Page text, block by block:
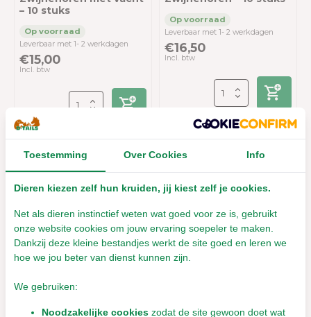
– 10 stuks
Leverbaar met 1- 2 werkdagen
€15,00
Incl. btw
Leverbaar met 1- 2 werkdagen
€16,50
Incl. btw
Bark-Bite Wilde
Zwijnenstaart - 1 kilo
Leverbaar met 1- 2 werkdagen
€25,00
Toestemming Over Cookies Info
Dieren kiezen zelf hun kruiden, jij kiest zelf je cookies.
Net als dieren instinctief weten wat goed voor ze is, gebruikt
onze website cookies om jouw ervaring soepeler te maken.
Dankzij deze kleine bestandjes werkt de site goed en leren we
hoe we jou beter van dienst kunnen zijn.
We gebruiken:
Noodzakelijke cookies zodat de site gewoon doet wat